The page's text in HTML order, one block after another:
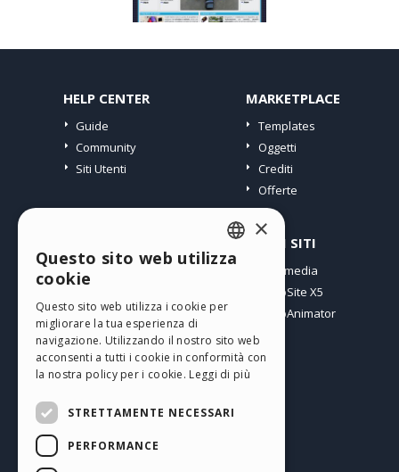
HELP CENTER
Guide
Community
Siti Utenti
MARKETPLACE
Templates
Oggetti
Crediti
Offerte
I miei post
I miei Download
Spazio Web
I miei Crediti
ALTRI SITI
Incomedia
WebSite X5
WebAnimator
Italiano
ENGLISH
SPANISH
PORTUGUESE
POLISH
×
Questo sito web utilizza
cookie
Questo sito web utilizza i cookie per
migliorare la tua esperienza di
navigazione. Utilizzando il nostro sito web
acconsenti a tutti i cookie in conformità con
la nostra policy per i cookie. Leggi di più
STRETTAMENTE NECESSARI
PERFORMANCE